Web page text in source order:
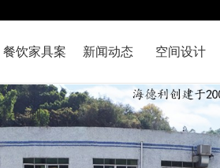
餐饮家具案
例
新闻动态 空间设计